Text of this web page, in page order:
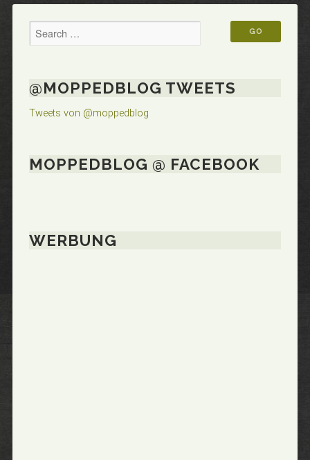
@MOPPEDBLOG TWEETS
Tweets von @moppedblog
MOPPEDBLOG @ FACEBOOK
WERBUNG